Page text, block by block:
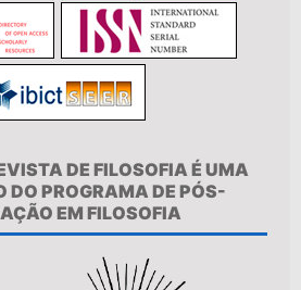
DE FILOSOFIA É UMA
DO PROGRAMA DE PÓS-
EM FILOSOFIA